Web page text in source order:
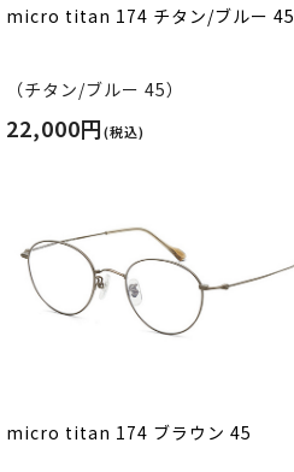
micro titan 174 チタン/ブルー 45
（チタン/ブルー 45）
22,000円(税込)
micro titan 174 ブラウン 45